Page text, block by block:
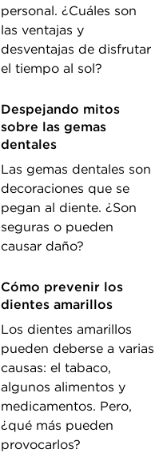
personal. ¿Cuáles son
las ventajas y
desventajas de disfrutar
el tiempo al sol?
Despejando mitos
sobre las gemas
dentales
Las gemas dentales son
decoraciones que se
pegan al diente. ¿Son
seguras o pueden
causar daño?
Cómo prevenir los
dientes amarillos
Los dientes amarillos
pueden deberse a varias
causas: el tabaco,
algunos alimentos y
medicamentos. Pero,
¿qué más pueden
provocarlos?